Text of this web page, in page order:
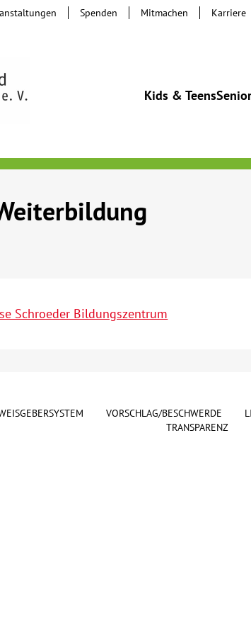
Kids & Teens
Spenden Mitmachen Karriere
Schroeder Bildungszentrum
VORSCHLAG/BESCHWERDE
TRANSPARENZ